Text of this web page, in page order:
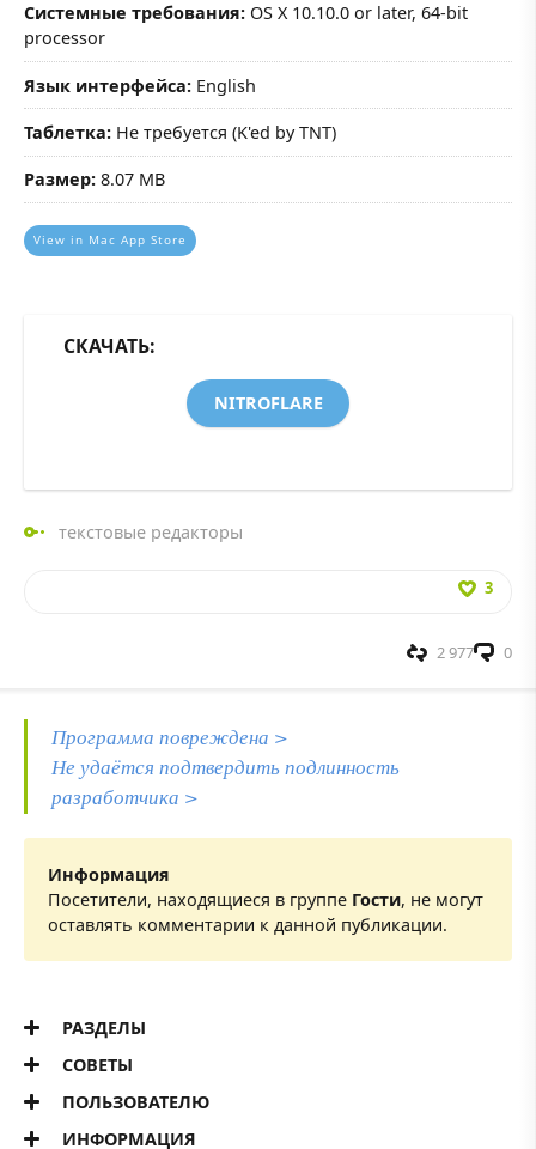
Системные требования: OS X 10.10.0 or later, 64-bit
processor
Язык интерфейса: English
Таблетка: Не требуется (K'ed by TNT)
Размер: 8.07 MB
View in Mac App Store
СКАЧАТЬ:
NITROFLARE
текстовые редакторы
3
0
2 977
Программа повреждена >
Не удаётся подтвердить подлинность
разработчика >
Информация
Посетители, находящиеся в группе Гости, не могут
оставлять комментарии к данной публикации.
РАЗДЕЛЫ
СОВЕТЫ
ПОЛЬЗОВАТЕЛЮ
ИНФОРМАЦИЯ